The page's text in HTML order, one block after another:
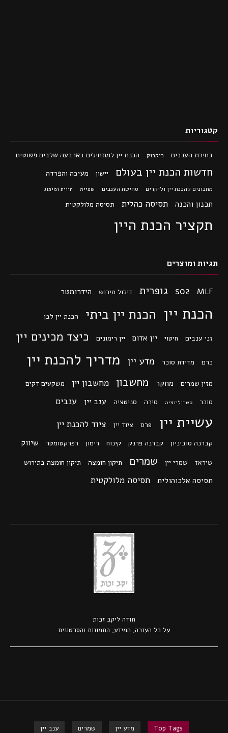
קטגוריות
בחירת הענבים ביקבוק הכנת יין למתחילים בארבעה שלבים פשוטים
חדשות הכנת יין בעולם יישון מעיכה והפרדה
מתכונים להכנת יין וליקרים סחיטת הענבים שפייה תווית ומיתוג
תכנון והכנה תסיסה כהלית תסיסה מלולקטית
תקציר הכנת היין
תגיות ומוצרים
MLF
so2 גופרית דילול תירוש הידרומטר
הכנת יין הכנת יין ביתי הכנת יין לבן
זני ענבים חיטוי יין אדום יין רימונים כיצד מכינים יין
כרם מדידת סוכר מדע יין מדריך להכנת יין
מזין שמרים מחקר מחשבון מחשבון יין
משקעים דקים
סוכר
סטריליזציה סירה סניטציה ענב יין ענבים
עשיית יין פרס ציוד יין ציוד להכנת יין
קברנה סוביניון קברנה פרנק קינוח רימון רפרקטומטר שיווק
שיראז שמרי יין שמרים תיקון חומצה תיקון חומצה בתירוש
תסיסה אלכוהולית תסיסה מלולקטית
תודה ליקב זכות
על כל העזרה, המידע, התמונות והסרטונים
Top Tags מדע יין שמרים ענב יין